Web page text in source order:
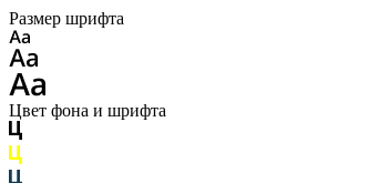
Размер шрифта
Цвет фона и шрифта